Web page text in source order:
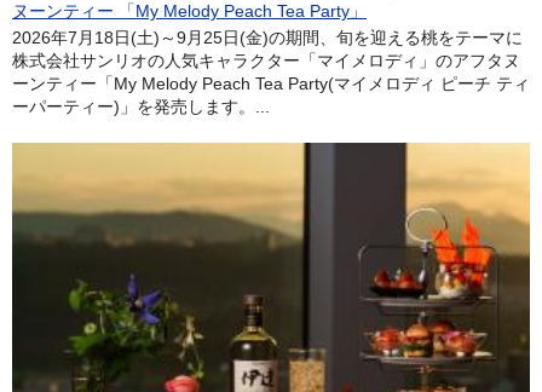
ヌーンティー 「My Melody Peach Tea Party」
2026年7月18日(土)～9月25日(金)の期間、旬を迎える桃をテーマに
株式会社サンリオの人気キャラクター「マイメロディ」のアフタヌ
ーンティー「My Melody Peach Tea Party(マイメロディ ピーチ ティ
ーパーティー)」を発売します。...